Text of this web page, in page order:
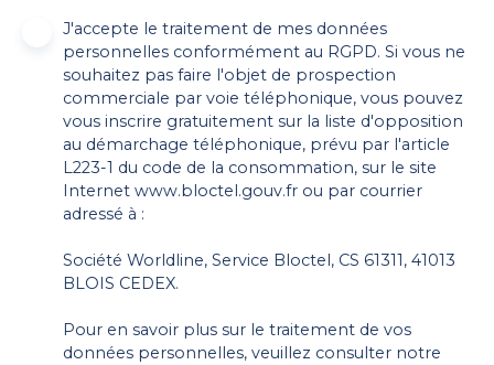
J'accepte le traitement de mes données
personnelles conformément au RGPD. Si vous ne
souhaitez pas faire l'objet de prospection
commerciale par voie téléphonique, vous pouvez
vous inscrire gratuitement sur la liste d'opposition
au démarchage téléphonique, prévu par l'article
L223-1 du code de la consommation, sur le site
Internet www.bloctel.gouv.fr ou par courrier
adressé à :
Société Worldline, Service Bloctel, CS 61311, 41013
BLOIS CEDEX.
Pour en savoir plus sur le traitement de vos
données personnelles, veuillez consulter notre